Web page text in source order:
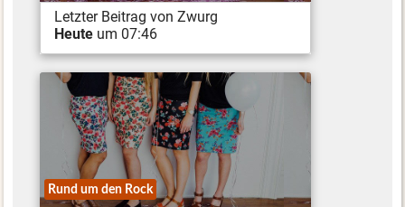
Letzter Beitrag von Zwurg
Heute um 07:46
Rund um den Rock